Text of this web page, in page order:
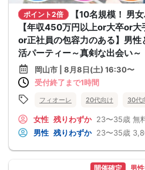
ポイント2倍
【10名規模！ 男
【年収450万円以上or大卒or
or正社員の包容力のある】男
活パーティー～真剣な出会い～
岡山市 | 8月8日(土) 16:30〜
受付終了まで1時間
フィオーレ 20代向け 30代
女性 残りわずか 23〜35歳 無
男性 残りわずか 23〜35歳
開催確定 男